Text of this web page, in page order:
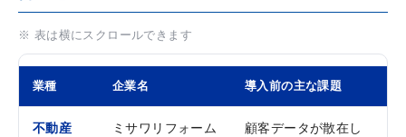
※ 表は横にスクロールできます
業種 企業名 導入前の主な課題
不動産 ミサワリフォーム
顧客データが散在し